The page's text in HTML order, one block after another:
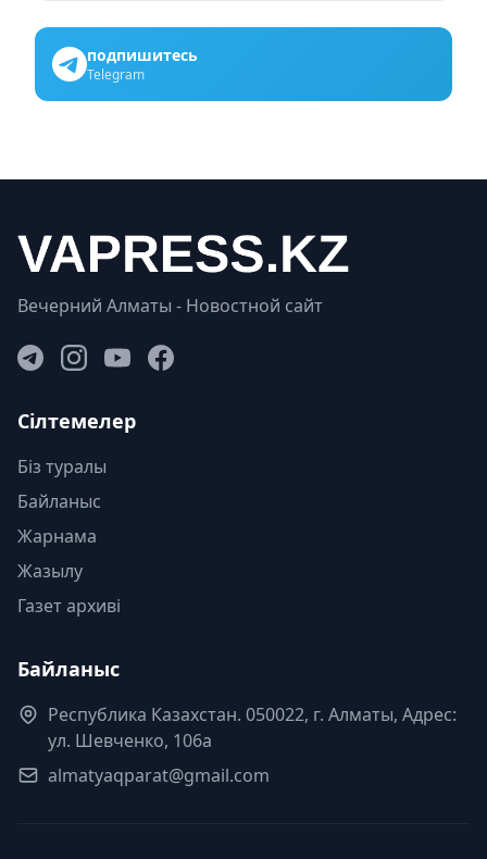
подпишитесь
Telegram
Вечерний Алматы - Новостной сайт
Сілтемелер
Біз туралы
Байланыс
Жарнама
Жазылу
Газет архиві
Байланыс
Республика Казахстан. 050022, г. Алматы, Адрес:
ул. Шевченко, 106а
almatyaqparat@gmail.com